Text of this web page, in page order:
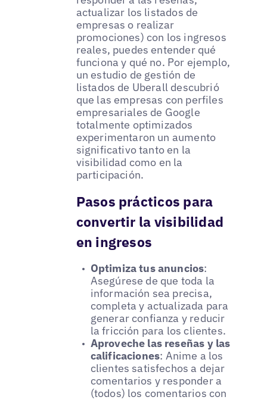
actualizar los listados de
empresas o realizar
promociones) con los ingresos
reales, puedes entender qué
funciona y qué no. Por ejemplo,
un estudio de gestión de
listados de Uberall descubrió
que las empresas con perfiles
empresariales de Google
totalmente optimizados
experimentaron un aumento
significativo tanto en la
visibilidad como en la
participación.
Pasos prácticos para
convertir la visibilidad
en ingresos
Optimiza tus anuncios:
Asegúrese de que toda la
información sea precisa,
completa y actualizada para
generar confianza y reducir
la fricción para los clientes.
Aproveche las reseñas y las
calificaciones: Anime a los
clientes satisfechos a dejar
comentarios y responder a
(todos) los comentarios con